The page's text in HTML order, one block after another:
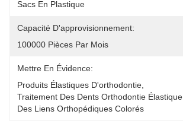
Sacs En Plastique
Capacité D'approvisionnement:
100000 Pièces Par Mois
Mettre En Évidence:
Produits Élastiques D'orthodontie
Traitement Des Dents Orthodontie Élastique
Des Liens Orthopédiques Colorés